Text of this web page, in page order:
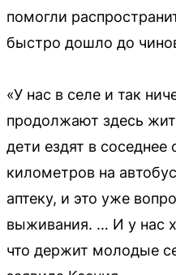
помогли
быстро дошло до
«У нас в селе и так
продолжают здесь
дети ездят в соседнее
километров на
аптеку, и это уже
выживания. … И у нас
что держит молодые